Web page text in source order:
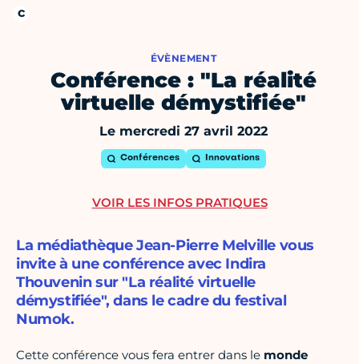
ÉVÈNEMENT
Conférence : "La réalité
virtuelle démystifiée"
Le mercredi 27 avril 2022
Conférences Innovations
La médiathèque Jean-Pierre Melville vous
invite à une conférence avec Indira
Thouvenin sur "La réalité virtuelle
démystifiée", dans le cadre du festival
Numok.
Cette conférence vous fera entrer dans le monde
VOIR LES INFOS PRATIQUES